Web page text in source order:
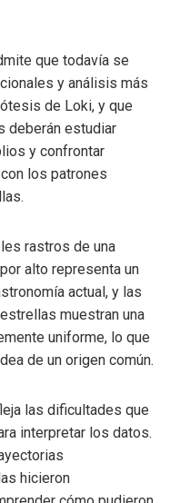
que todavía se
y análisis más
de Loki, y que
deberán estudiar
y confrontar
los patrones
rastros de una
alto representa un
actual, y las
muestran una
uniforme, lo que
de un origen común.
las dificultades que
interpretar los datos.
hicieron